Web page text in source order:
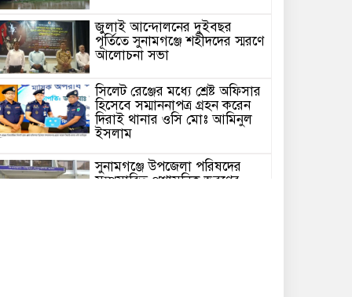
জুলাই আন্দোলনের দুইবছর
পূর্তিতে সুনামগঞ্জে শহীদদের স্মরণে
আলোচনা সভা
সিলেট রেঞ্জের মধ্যে শ্রেষ্ট অফিসার
হিসেবে সম্মাননাপত্র গ্রহন করেন
দিরাই থানার ওসি মোঃ আমিনুল
ইসলাম
সুনামগঞ্জে উপজেলা পরিষদের
সম্প্রসারিত প্রশাসনিক ভবণের